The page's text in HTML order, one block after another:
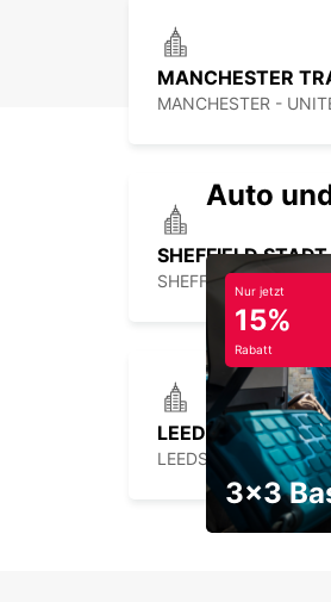
MANCHESTER
MANCHESTER -
SHEFFIELD STADT
SHEFFIELD - UNITED
LEEDS
LEEDS - UNITED
Auto
Nur jetzt
15%
Rabatt
3x3